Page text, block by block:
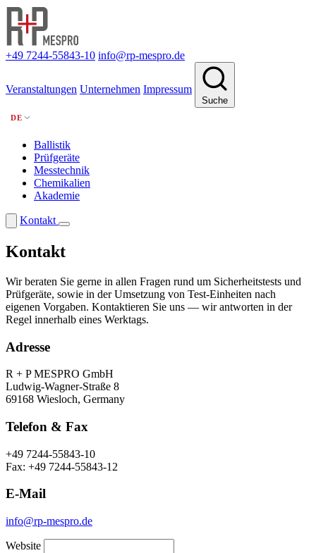
+49 7244-55843-10 info@rp-mespro.de
Veranstaltungen Unternehmen Impressum
Suche
DE
Ballistik
Prüfgeräte
Messtechnik
Chemikalien
Akademie
Kontakt
Kontakt
Wir beraten Sie gerne in allen Fragen rund um Sicherheitstests und
Prüfgeräte, sowie in der Umsetzung von Test-Einheiten nach
eigenen Vorgaben. Kontaktieren Sie uns — wir antworten in der
Regel innerhalb eines Werktags.
Adresse
R + P MESPRO GmbH
Ludwig-Wagner-Straße 8
69168 Wiesloch, Germany
Telefon & Fax
+49 7244-55843-10
Fax: +49 7244-55843-12
E-Mail
info@rp-mespro.de
Website